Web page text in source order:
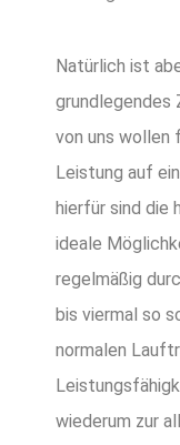
Natürlich ist
grundlegendes
von uns wollen
Leistung auf
hierfür sind die
ideale
regelmäßig
bis viermal so
normalen
wiederum zur